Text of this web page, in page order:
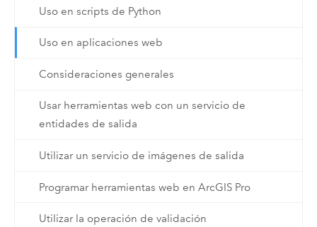
Uso en scripts de Python
Uso en aplicaciones web
Consideraciones generales
Usar herramientas web con un servicio de
entidades de salida
Utilizar un servicio de imágenes de salida
Programar herramientas web en ArcGIS Pro
Utilizar la operación de validación